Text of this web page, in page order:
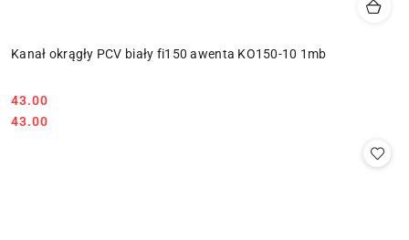
Kanał okrągły PCV biały fi150 awenta KO150-10 1mb
Cena:
43.00
Cena:
43.00